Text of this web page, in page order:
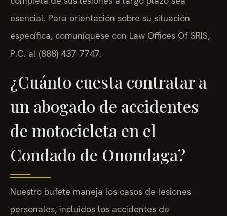
esencial. Para orientación sobre su situación
específica, comuníquese con Law Offices Of SRIS,
P.C. al (888) 437-7747.
¿Cuánto cuesta contratar a
un abogado de accidentes
de motocicleta en el
Condado de Onondaga?
Nuestro bufete maneja los casos de lesiones
personales, incluidos los accidentes de